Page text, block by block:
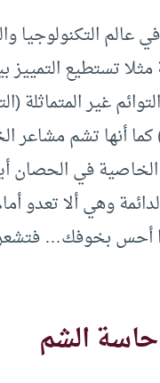
عالم التكنولوجيا
مثلا تستطيع التمييز
غير المتماثلة
كما أنها تشم مشاعر
في الحصان
وهي ألا تعدو
أحس بخوفك…
الشم